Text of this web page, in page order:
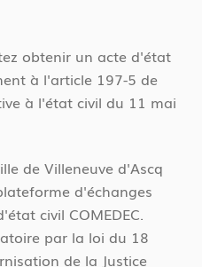
obtenir un acte d'état
à l'article 197-5 de
à l'état civil du 11 mai
de Villeneuve d'Ascq
d'échanges
civil COMEDEC.
par la loi du 18
de la Justice